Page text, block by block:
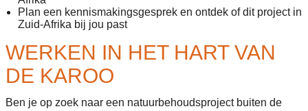
Plan een kennismakingsgesprek en ontdek of dit project in
Zuid-Afrika bij jou past
WERKEN IN HET HART VAN
DE KAROO
Ben je op zoek naar een natuurbehoudsproject buiten de